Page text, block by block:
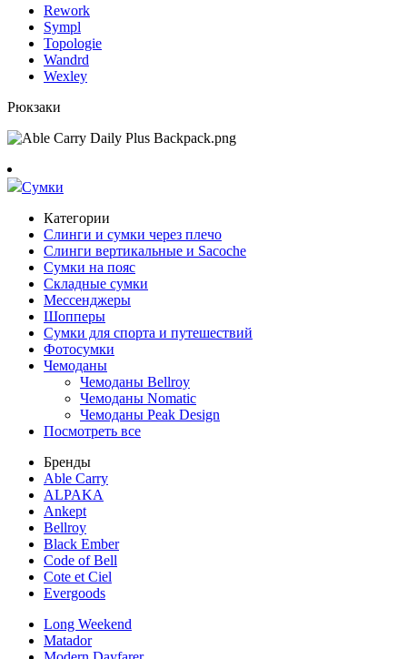
Rework
Sympl
Topologie
Wandrd
Wexley
Рюкзаки
Сумки
Категории
Слинги и сумки через плечо
Слинги вертикальные и Sacoche
Сумки на пояс
Складные сумки
Мессенджеры
Шопперы
Сумки для спорта и путешествий
Фотосумки
Чемоданы
Чемоданы Bellroy
Чемоданы Nomatic
Чемоданы Peak Design
Посмотреть все
Бренды
Able Carry
ALPAKA
Ankept
Bellroy
Black Ember
Code of Bell
Cote et Ciel
Evergoods
Long Weekend
Matador